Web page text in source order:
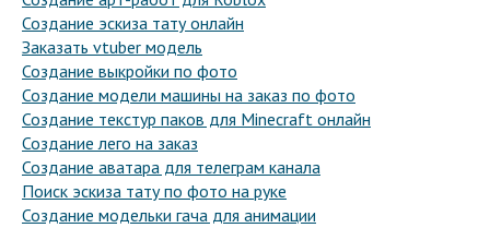
Создание эскиза тату онлайн
Заказать vtuber модель
Создание выкройки по фото
Создание модели машины на заказ по фото
Создание текстур паков для Minecraft онлайн
Создание лего на заказ
Создание аватара для телеграм канала
Поиск эскиза тату по фото на руке
Создание модельки гача для анимации